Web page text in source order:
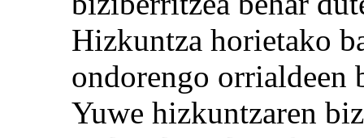
Hizkuntza horietako
ondorengo orrialdeen
Yuwe hizkuntzaren